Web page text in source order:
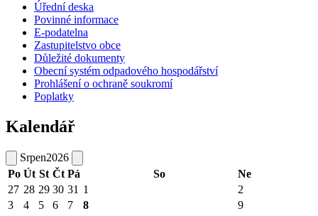
Úřední deska
Povinné informace
E-podatelna
Zastupitelstvo obce
Důležité dokumenty
Obecní systém odpadového hospodářství
Prohlášení o ochraně soukromí
Poplatky
Kalendář
Srpen2026
Po Út St Čt Pá So
Ne
27 28 29 30 31 1
2
3
4 5 6 7 8
9